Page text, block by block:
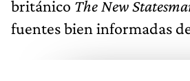
británico The New
fuentes bien informadas